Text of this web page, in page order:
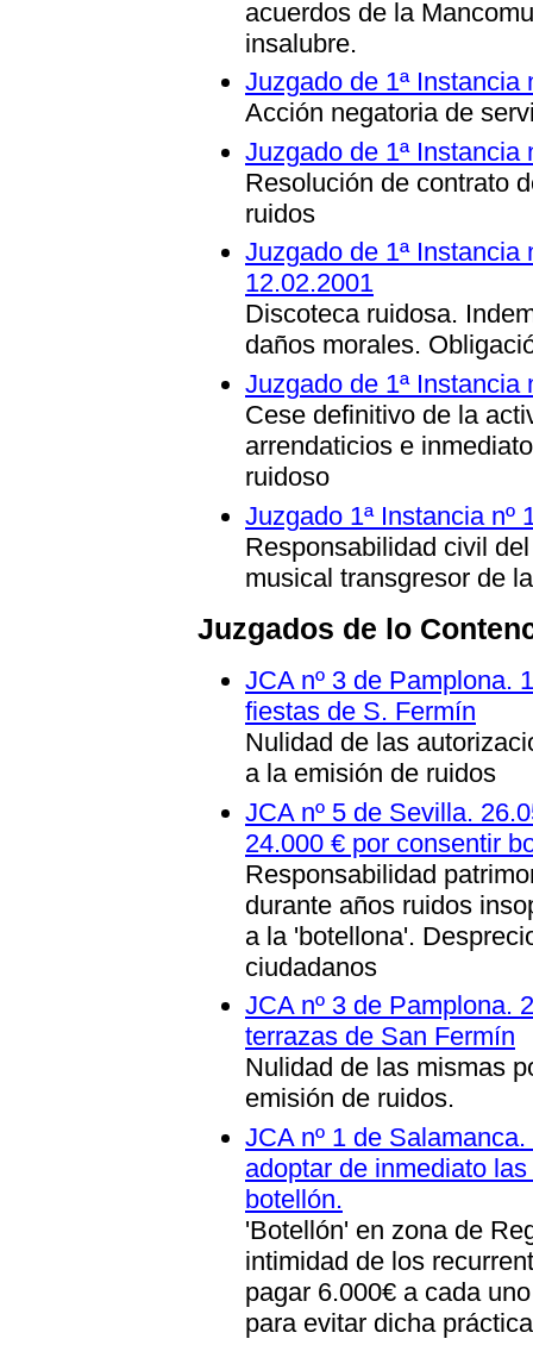
acuerdos de la
insalubre.
Juzgado de 1ª Instancia
Acción negatoria de
Juzgado de 1ª Instancia
Resolución de contrato
ruidos
Juzgado de 1ª Instancia
12.02.2001
Discoteca ruidosa.
daños morales.
Juzgado de 1ª Instancia
Cese definitivo de la
arrendaticios e
ruidoso
Juzgado 1ª Instancia nº
Responsabilidad civil
musical transgresor de
Juzgados de lo
JCA nº 3 de Pamplona.
fiestas de S. Fermín
Nulidad de las
a la emisión de ruidos
JCA nº 5 de Sevilla.
24.000 € por consentir
Responsabilidad
durante años ruidos
a la 'botellona'.
ciudadanos
JCA nº 3 de Pamplona.
terrazas de San Fermín
Nulidad de las mismas
emisión de ruidos.
JCA nº 1 de
adoptar de inmediato
botellón.
'Botellón' en zona de
intimidad de los
pagar 6.000€ a cada
para evitar dicha